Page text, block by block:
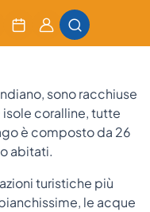
Data
notti
Camere
e Ospiti
sono racchiuse
coralline, tutte
è composto da 26
abitati.
turistiche più
le acque